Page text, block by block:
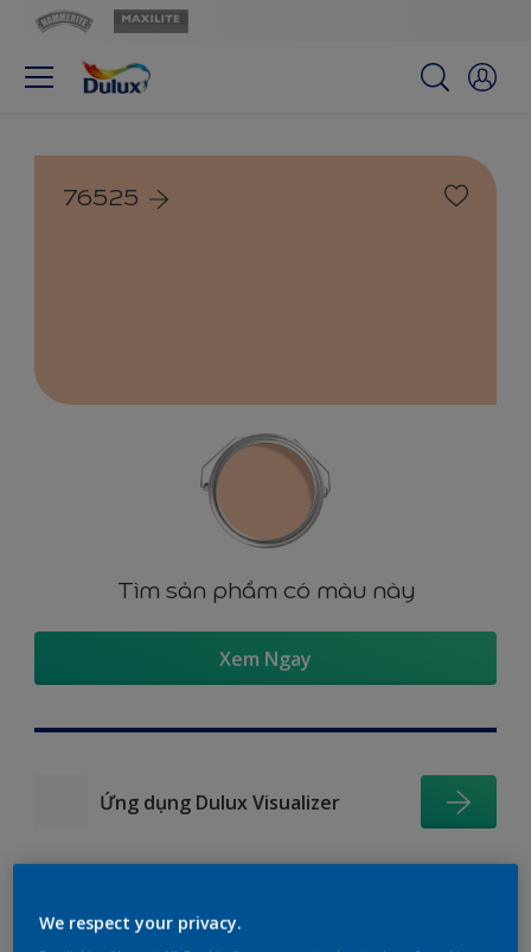
76525
Tìm sản phẩm có màu này
Xem Ngay
Ứng dụng Dulux Visualizer
Gợi ý phối màu
We respect your privacy.